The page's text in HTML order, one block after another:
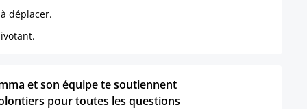
déplacer.
et son équipe te soutiennent
pour toutes les questions